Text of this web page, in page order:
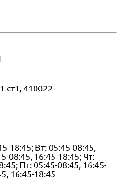
ст1, 410022
18:45; Вт: 05:45-08:45,
08:45, 16:45-18:45; Чт:
Пт: 05:45-08:45, 16:45-
16:45-18:45